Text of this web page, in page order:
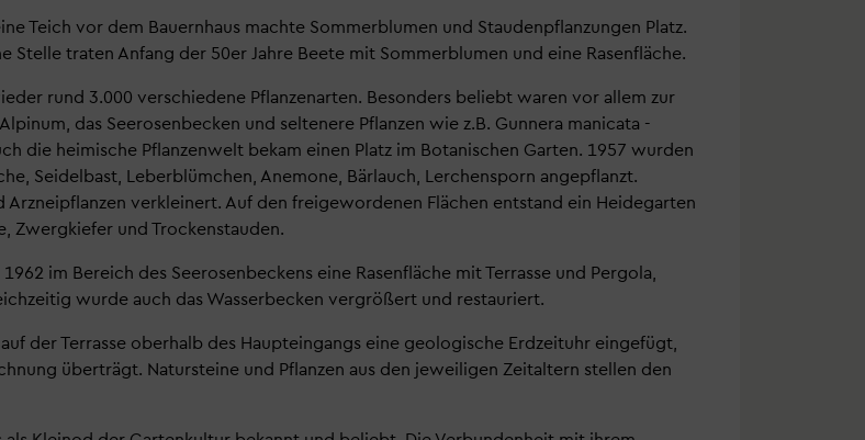
Teich vor dem Bauernhaus machte Sommerblumen und Staudenpflanzungen Platz.
Stelle traten Anfang der 50er Jahre Beete mit Sommerblumen und eine Rasenfläche.
rund 3.000 verschiedene Pflanzenarten. Besonders beliebt waren vor allem zur
das Seerosenbecken und seltenere Pflanzen wie z.B. Gunnera manicata -
die heimische Pflanzenwelt bekam einen Platz im Botanischen Garten. 1957 wurden
Seidelbast, Leberblümchen, Anemone, Bärlauch, Lerchensporn angepflanzt.
verkleinert. Auf den freigewordenen Flächen entstand ein Heidegarten
Zwergkiefer und Trockenstauden.
im Bereich des Seerosenbeckens eine Rasenfläche mit Terrasse und Pergola,
wurde auch das Wasserbecken vergrößert und restauriert.
der Terrasse oberhalb des Haupteingangs eine geologische Erdzeituhr eingefügt,
überträgt. Natursteine und Pflanzen aus den jeweiligen Zeitaltern stellen den